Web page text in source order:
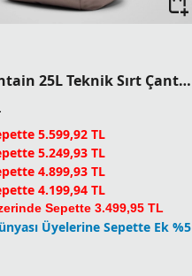
Echo Mountain 25L Teknik Sırt Çantası
5.599,92 TL
5.249,93 TL
4.899,93 TL
4.199,94 TL
Sepette 3.499,95 TL
Üyelerine Sepette Ek %5